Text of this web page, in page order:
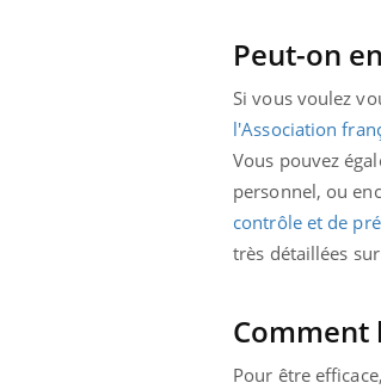
Peut-on
Si vous voulez
l'Association
Vous pouvez
personnel, ou
contrôle et de
très détaillées sur
Comment
Pour être